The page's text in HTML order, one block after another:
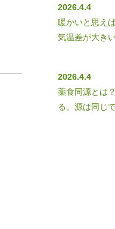
2026.4.4
暖かいと思え
気温差が大き
2026.4.4
薬食同源とは
る。源は同じ